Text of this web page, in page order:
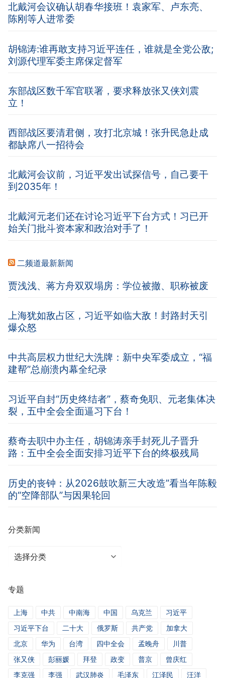
北戴河会议确认胡春华接班！袁家军、卢东亮、
陈刚等人进常委
胡锦涛:谁再敢支持习近平连任，谁就是全党公敌;
刘源代理军委主席保定督军
东部战区数千军官联署，要求释放张又侠刘震
立！
西部战区要清君侧，攻打北京城！张升民急赴成
都缺席八一招待会
北戴河会议前，习近平发出试探信号，自己要干
到2035年！
北戴河元老们还在讨论习近平下台方式！习已开
始关门批斗资本家和政治对手了！
二频道最新新闻
贾浅浅、蒋方舟双双塌房：学位被撤、职称被废
上海犹如敌占区，习近平如临大敌！封路封天引
爆众怒
中共高层权力世纪大洗牌：新中央军委成立，“福
建帮”总崩溃内幕全纪录
习近平自封“历史终结者”，蔡奇免职、元老集体决
裂，五中全会全面逼习下台！
蔡奇去职中办主任，胡锦涛亲手封死儿子晋升
路：五中全会全面安排习近平下台的终极残局
历史的丧钟：从2026鼓吹新三大改造”看当年陈毅
的“空降部队”与因果轮回
分类新闻
分
闻
专题
上海 中共 中南海 中国 乌克兰
习近平
习近平下台
二十大 俄罗斯 共产党
加拿大
北京
华为 台湾 四中全会 孟晚舟
川普
张又侠
彭丽媛 拜登 政变 普京
曾庆红
李克强
李强 武汉肺炎 毛泽东 江泽民 汪洋